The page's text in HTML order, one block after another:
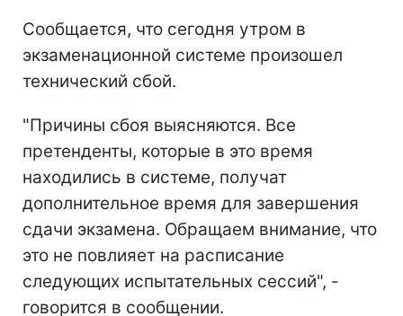
Сообщается, что сегодня утром в
экзаменационной системе произошел
технический сбой.
"Причины сбоя выясняются. Все
претенденты, которые в это время
находились в системе, получат
дополнительное время для завершения
сдачи экзамена. Обращаем внимание, что
это не повлияет на расписание
следующих испытательных сессий", -
говорится в сообщении.